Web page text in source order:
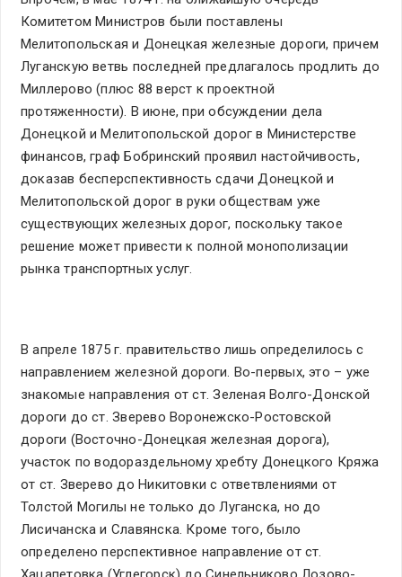
Комитетом Министров были поставлены
Мелитопольская и Донецкая железные дороги, причем
Луганскую ветвь последней предлагалось продлить до
Миллерово (плюс 88 верст к проектной
протяженности). В июне, при обсуждении дела
Донецкой и Мелитопольской дорог в Министерстве
финансов, граф Бобринский проявил настойчивость,
доказав бесперспективность сдачи Донецкой и
Мелитопольской дорог в руки обществам уже
существующих железных дорог, поскольку такое
решение может привести к полной монополизации
рынка транспортных услуг.
В апреле 1875 г. правительство лишь определилось с
направлением железной дороги. Во-первых, это – уже
знакомые направления от ст. Зеленая Волго-Донской
дороги до ст. Зверево Воронежско-Ростовской
дороги (Восточно-Донецкая железная дорога),
участок по водораздельному хребту Донецкого Кряжа
от ст. Зверево до Никитовки с ответвлениями от
Толстой Могилы не только до Луганска, но до
Лисичанска и Славянска. Кроме того, было
определено перспективное направление от ст.